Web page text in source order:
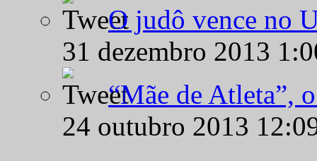
O judô vence no
31 dezembro 2013
“Mãe de Atleta”,
24 outubro 2013